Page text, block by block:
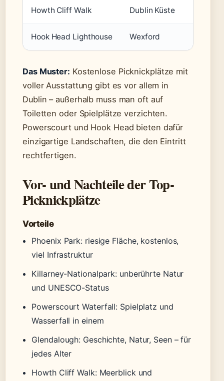
Howth Cliff Walk Dublin Küste
Hook Head Lighthouse Wexford
Das Muster: Kostenlose Picknickplätze mit
voller Ausstattung gibt es vor allem in
Dublin – außerhalb muss man oft auf
Toiletten oder Spielplätze verzichten.
Powerscourt und Hook Head bieten dafür
einzigartige Landschaften, die den Eintritt
rechtfertigen.
Vor- und Nachteile der Top-
Picknickplätze
Vorteile
Phoenix Park: riesige Fläche, kostenlos,
viel Infrastruktur
Killarney-Nationalpark: unberührte Natur
und UNESCO-Status
Powerscourt Waterfall: Spielplatz und
Wasserfall in einem
Glendalough: Geschichte, Natur, Seen – für
jedes Alter
Howth Cliff Walk: Meerblick und